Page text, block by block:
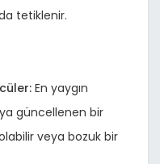
tetiklenir.
En yaygın
güncellenen bir
veya bozuk bir